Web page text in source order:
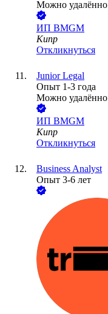
Можно удалённо
ИП BMGM
Кипр
Откликнуться
Junior Legal
Опыт 1-3 года
Можно удалённо
ИП BMGM
Кипр
Откликнуться
Business Analyst
Опыт 3-6 лет